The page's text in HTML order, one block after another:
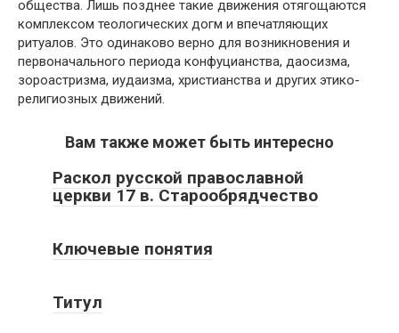
общества. Лишь позднее такие движения отягощаются
комплексом теологических догм и впечатляющих
ритуалов. Это одинаково верно для возникновения и
первоначального периода конфуцианства, даосизма,
зороастризма, иудаизма, христианства и других этико-
религиозных движений.
Вам также может быть интересно
Раскол русской православной
церкви 17 в. Старообрядчество
Ключевые понятия
Титул